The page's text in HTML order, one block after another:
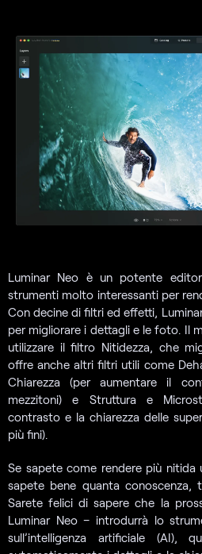
Luminar Neo è un potente
strumenti molto interessanti per
Con decine di filtri ed effetti,
per migliorare i dettagli e le foto. Il
utilizzare il filtro Nitidezza, che
offre anche altri filtri utili come
Chiarezza (per aumentare il
mezzitoni) e Struttura e
contrasto e la chiarezza delle
più fini).
Se sapete come rendere più nitida
sapete bene quanta conoscenza,
Sarete felici di sapere che la
Luminar Neo – introdurrà lo
sull’intelligenza artificiale (AI),